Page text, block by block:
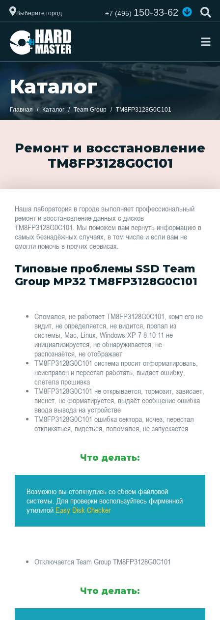
Выберите город +7 (495)150-33-62
Каталог
Главная Каталог Team Group TM8FP3128G0C101
Ремонт и восстановление
TM8FP3128G0C101
Наша лаборатория в городе выполняет профессиональный
ремонт и восстановление данных с дисков
TM8FP3128G0C101. Мы поможем вам вернуть информацию в
самых безнадёжных случаях, в том числе и если вам не
смогли помочь в прочих сервисах.
Типовые проблемы SSD Team
Group MP32 TM8FP3128G0C101
Сломался, не работает TM8FP3128G0C101, комп его не
видит, не определяется, не видится, пропал из
системы, Mac, Linux, Windows XP 7 8 10 11 не
инициализируется, не обнаруживается, не
распознаётся, не отображает
TM8FP3128G0C101 система просит отформатировать,
неисправен и перестал работать, выдает ошибку,
слетела прошивка
TM8FP3128G0C101 не открывается, тормозит, зависает,
виснет, не форматируется, выдаёт сообщение ошибка
ввода вывода на устройстве
TM8FP3128G0C101 ошибка сектора, исчез, перестал
откликаться, видеться, поломался, не запускается
Что делать:
Возможно вы столкнулись со сбоем файловой
системы. Для проверки воспользуйтесь фирменной
утилитой Easy Disk Checker
Отключается Team Group TM8FP3128G0C101
Что делать: